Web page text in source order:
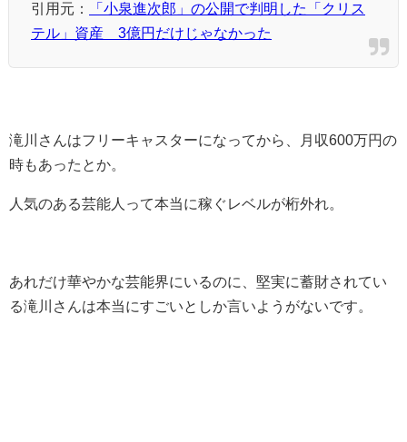
引用元：
「小泉進次郎」の公開で判明した「クリス
テル」資産 3億円だけじゃなかった
滝川さんはフリーキャスターになってから、月収600万円の
時もあったとか。
人気のある芸能人って本当に稼ぐレベルが桁外れ。
あれだけ華やかな芸能界にいるのに、堅実に蓄財されてい
る滝川さんは本当にすごいとしか言いようがないです。